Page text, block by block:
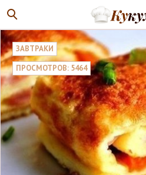
ЗАВТРАКИ
ПРОСМОТРОВ: 5464